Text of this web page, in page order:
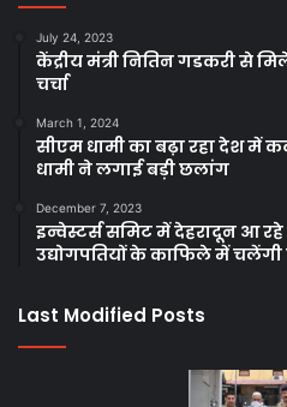
July 24, 2023
केंद्रीय मंत्री नितिन गडकरी से
चर्चा
March 1, 2024
सीएम धामी का बढ़ा रहा देश में
धामी ने लगाई बड़ी छलांग
December 7, 2023
इन्वेस्टर्स समिट में देहरादून आ
उद्योगपतियों के काफिले में चलेंगी
Last Modified Posts